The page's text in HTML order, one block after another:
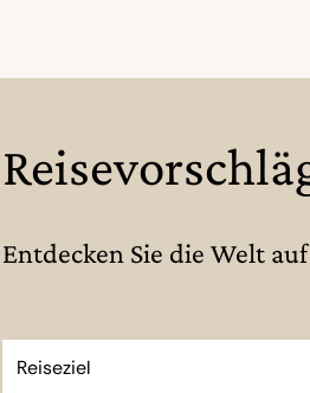
Entdecken Sie die Welt
Reiseziel